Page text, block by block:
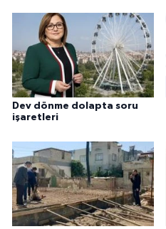
Dev dönme dolapta soru
işaretleri